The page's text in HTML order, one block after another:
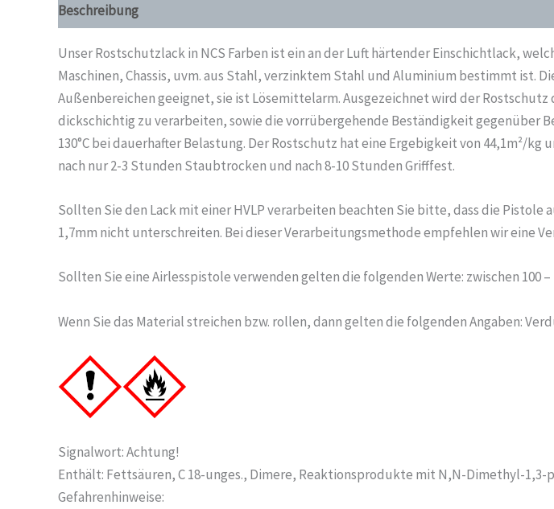
Beschreibung
Unser Rostschutzlack in NCS Farben ist ein an der Luft härtender Einschichtlack,
Maschinen, Chassis, uvm. aus Stahl, verzinktem Stahl und Aluminium bestimmt ist.
Außenbereichen geeignet, sie ist Lösemittelarm. Ausgezeichnet wird der
dickschichtig zu verarbeiten, sowie die vorrübergehende Beständigkeit gegenüber
130°C bei dauerhafter Belastung. Der Rostschutz hat eine Ergebigkeit von 44,1m²/
nach nur 2-3 Stunden Staubtrocken und nach 8-10 Stunden Grifffest.
Sollten Sie den Lack mit einer HVLP verarbeiten beachten Sie bitte, dass die Pistole
1,7mm nicht unterschreiten. Bei dieser Verarbeitungsmethode empfehlen wir eine
Sollten Sie eine Airlesspistole verwenden gelten die folgenden Werte: zwischen 100
Wenn Sie das Material streichen bzw. rollen, dann gelten die folgenden Angaben:
Signalwort: Achtung!
Enthält: Fettsäuren, C 18-unges., Dimere, Reaktionsprodukte mit N,N-Dimethyl-1,3-
Gefahrenhinweise: